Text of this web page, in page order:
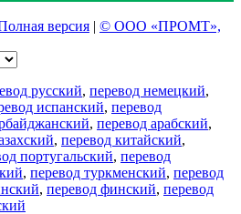
версия | © ООО «ПРОМТ»,
русский, перевод немецкий,
испанский, перевод
, перевод арабский,
, перевод китайский,
португальский, перевод
, перевод туркменский, перевод
, перевод финский, перевод